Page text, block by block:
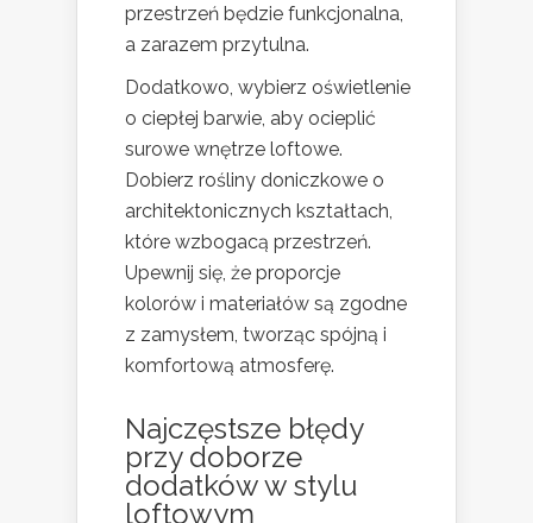
przestrzeń będzie funkcjonalna,
a zarazem przytulna.
Dodatkowo, wybierz oświetlenie
o ciepłej barwie, aby ocieplić
surowe wnętrze loftowe.
Dobierz rośliny doniczkowe o
architektonicznych kształtach,
które wzbogacą przestrzeń.
Upewnij się, że proporcje
kolorów i materiałów są zgodne
z zamysłem, tworząc spójną i
komfortową atmosferę.
Najczęstsze błędy
przy doborze
dodatków w stylu
loftowym